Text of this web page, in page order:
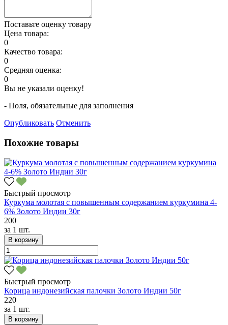
Поставьте оценку товару
Цена товара:
0
Качество товара:
0
Средняя оценка:
0
Вы не указали оценку!
- Поля, обязательные для заполнения
Опубликовать Отменить
Похожие товары
Быстрый просмотр
Куркума молотая с повышенным содержанием куркумина 4-
6% Золото Индии 30г
200
за 1 шт.
В корзину
Быстрый просмотр
Корица индонезийская палочки Золото Индии 50г
220
за 1 шт.
В корзину